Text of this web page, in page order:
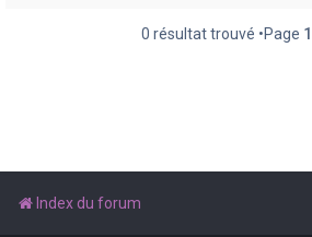
0 résultat trouvé •Page 1
Index du forum